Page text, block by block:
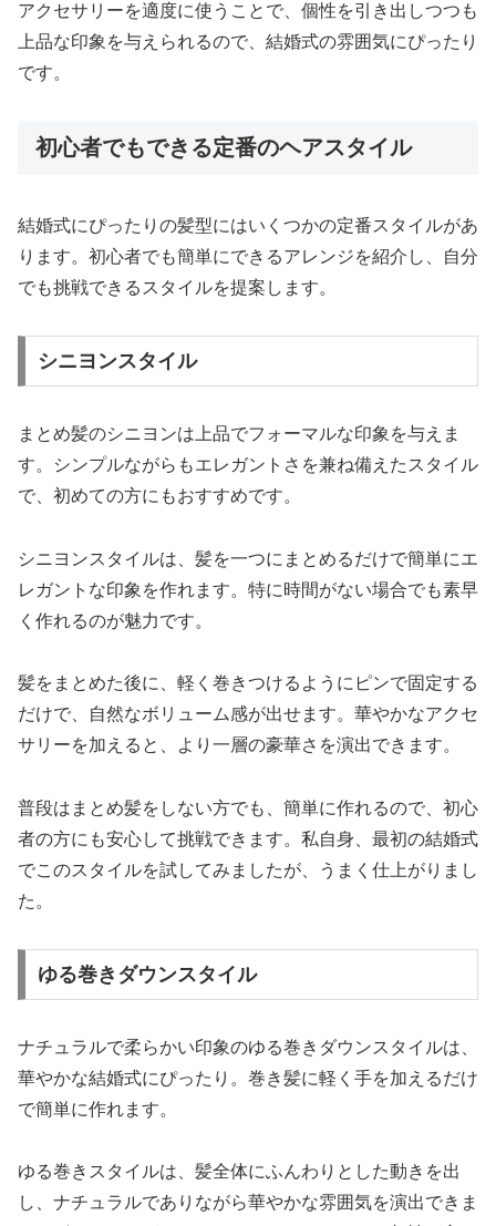
アクセサリーを適度に使うことで、個性を引き出しつつも
上品な印象を与えられるので、結婚式の雰囲気にぴったり
です。
初心者でもできる定番のヘアスタイル
結婚式にぴったりの髪型にはいくつかの定番スタイルがあ
ります。初心者でも簡単にできるアレンジを紹介し、自分
でも挑戦できるスタイルを提案します。
シニヨンスタイル
まとめ髪のシニヨンは上品でフォーマルな印象を与えま
す。シンプルながらもエレガントさを兼ね備えたスタイル
で、初めての方にもおすすめです。
シニヨンスタイルは、髪を一つにまとめるだけで簡単にエ
レガントな印象を作れます。特に時間がない場合でも素早
く作れるのが魅力です。
髪をまとめた後に、軽く巻きつけるようにピンで固定する
だけで、自然なボリューム感が出せます。華やかなアクセ
サリーを加えると、より一層の豪華さを演出できます。
普段はまとめ髪をしない方でも、簡単に作れるので、初心
者の方にも安心して挑戦できます。私自身、最初の結婚式
でこのスタイルを試してみましたが、うまく仕上がりまし
た。
ゆる巻きダウンスタイル
ナチュラルで柔らかい印象のゆる巻きダウンスタイルは、
華やかな結婚式にぴったり。巻き髪に軽く手を加えるだけ
で簡単に作れます。
ゆる巻きスタイルは、髪全体にふんわりとした動きを出
し、ナチュラルでありながら華やかな雰囲気を演出できま